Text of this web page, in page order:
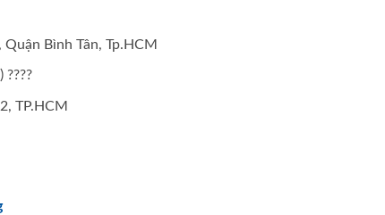
Bình Tân, Tp.HCM
TP.HCM